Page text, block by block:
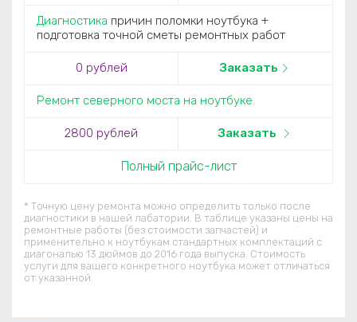
Диагностика причин поломки ноутбука +
подготовка точной сметы ремонтных работ
0 рублей Заказать
Ремонт северного моста на ноутбуке
2800 рублей Заказать
Полный прайс-лист
* Точную цену ремонта можно определить только после
диагностики в нашей лабатории. В таблице указаны цены на
ремонтные работы (без стоимости запчастей) и
применительно к ноутбукам стандартных комплектаций c
диагональю 13 дюймов до 2016 года выпуска. Стоимость
услуги для вашего конкретного ноутбука может отличаться
от указанной.